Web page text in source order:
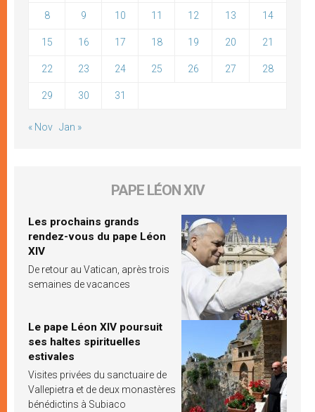
8 9 10 11 12 13 14
15 16 17 18 19 20 21
22 23 24 25 26 27 28
29 30 31
« Nov Jan »
PAPE LÉON XIV
Les prochains grands
rendez-vous du pape Léon
XIV
De retour au Vatican, après trois
semaines de vacances
Le pape Léon XIV poursuit
ses haltes spirituelles
estivales
Visites privées du sanctuaire de
Vallepietra et de deux monastères
bénédictins à Subiaco